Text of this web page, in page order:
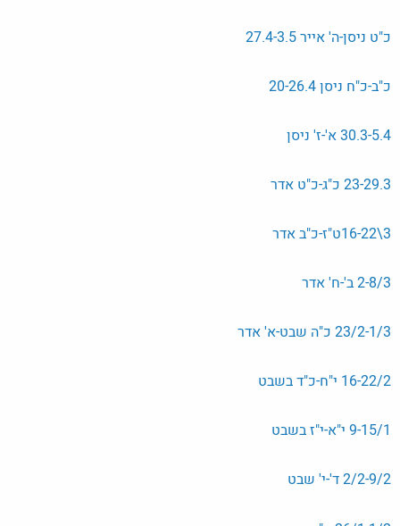
כ"ט ניסן-ה' אייר 27.4-3.5
כ"ב-כ"ח ניסן 20-26.4
30.3-5.4 א'-ז' ניסן
23-29.3 כ"ג-כ"ט אדר
3\16-22ט"ז-כ"ב אדר
2-8/3 ב'-ח' אדר
23/2-1/3 כ"ה שבט-א' אדר
16-22/2 י"ח-כ"ד בשבט
9-15/1 י"א-י"ז בשבט
2/2-9/2 ד'-י' שבט